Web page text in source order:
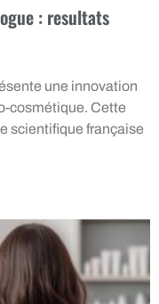
: resultats
une innovation
cosmétique. Cette
scientifique française